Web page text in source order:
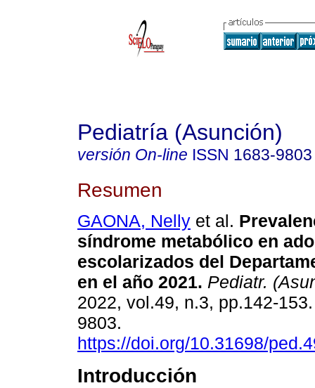
Pediatría (Asunción)
versión On-line ISSN 1683-9803
Resumen
GAONA, Nelly et al.
síndrome metabólico en
escolarizados del
en el año 2021. Pediatr.
2022, vol.49, n.3, pp.142-
9803.
https://doi.org/10.31698/
Introducción